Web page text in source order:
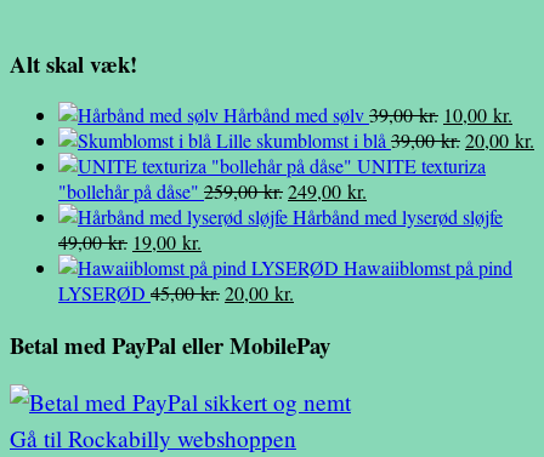
Alt skal væk!
Hårbånd med sølv39,00kr. Den
oprindelige
pris
39,00 kr..
10,00 kr.
Lille skumblomst i blå39,00kr.Den
var:
20,00 kr.
UNITE texturiza
"bollehår på dåse" 259,00kr.Den
oprindelige
var:
259,00 kr..
249,00 kr.
aktuelle
er:
Hårbånd med lyserød sløjfe
49,00kr. Den
oprindelige
pris
49,00 kr..
19,00 kr.
aktuelle
pris
19,00 kr..
Hawaiiblomst på pind
LYSERØD 45,00kr.Den
pris
45,00 kr..
20,00 kr.
pris
20,00 kr..
Betal med PayPal eller MobilePay
Gå til Rockabilly webshoppen